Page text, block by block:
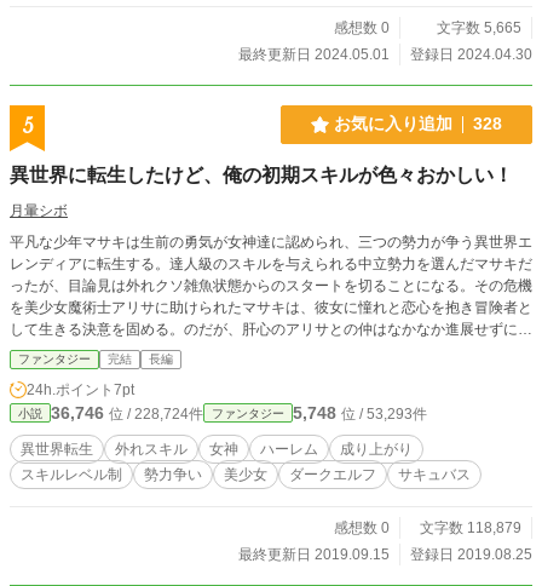
感想数 0
文字数 5,665
最終更新日 2024.05.01
登録日 2024.04.30
5 お気に入り追加 328
異世界に転生したけど、俺の初期スキルが色々おかしい！
月暈シボ
平凡な少年マサキは生前の勇気が女神達に認められ、三つの勢力が争う異世界エ
レンディアに転生する。達人級のスキルを与えられる中立勢力を選んだマサキだ
ったが、目論見は外れクソ雑魚状態からのスタートを切ることになる。その危機
を美少女魔術士アリサに助けられたマサキは、彼女に憧れと恋心を抱き冒険者と
して生きる決意を固める。のだが、肝心のアリサとの仲はなかなか進展せずに、
逆に新たに仲間に加わる娘達に翻弄されてしまう？！
ファンタジー 完結 長編
24h.ポイント 7pt
小説 36,746 位 / 228,724件 ファンタジー 5,748 位 / 53,293件
異世界転生 外れスキル 女神 ハーレム
成り上がり
スキルレベル制
勢力争い 美少女 ダークエルフ サキュバス
感想数 0
文字数 118,879
最終更新日 2019.09.15
登録日 2019.08.25